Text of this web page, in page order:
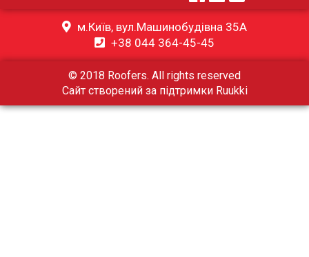
м.Київ, вул.Машинобудівна 35А
+38 044 364-45-45
© 2018 Roofers. All rights reserved
Сайт створений за підтримки Ruukki